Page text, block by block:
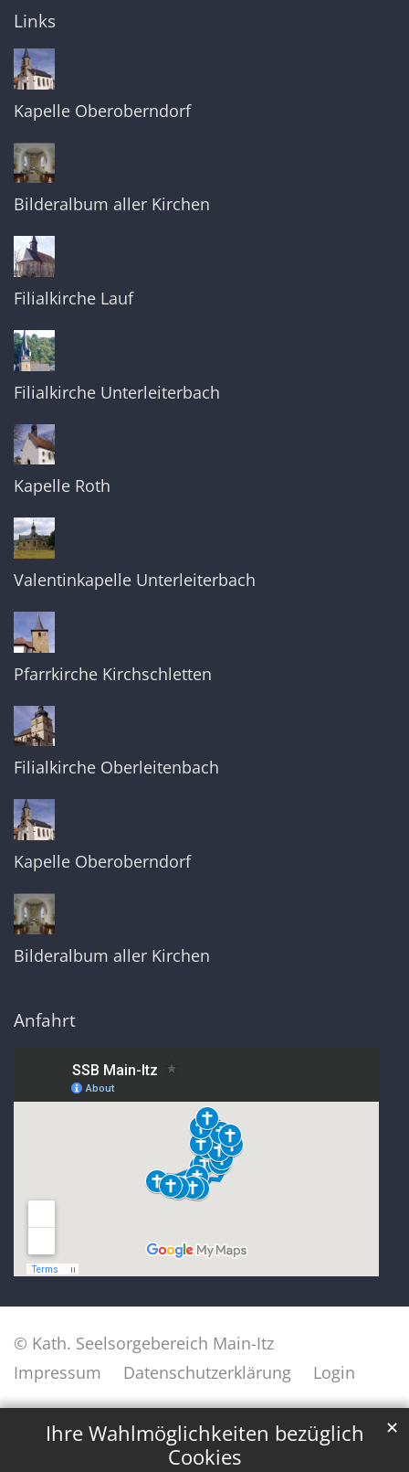
Ihre Wahlmöglichkeiten bezüglich
Cookies
✕
Links
Kapelle Oberoberndorf
Bilderalbum aller Kirchen
Filialkirche Lauf
Filialkirche Unterleiterbach
Kapelle Roth
Valentinkapelle Unterleiterbach
Pfarrkirche Kirchschletten
Filialkirche Oberleitenbach
Kapelle Oberoberndorf
Bilderalbum aller Kirchen
Anfahrt
© Kath. Seelsorgebereich Main-Itz
Impressum
Datenschutzerklärung Login